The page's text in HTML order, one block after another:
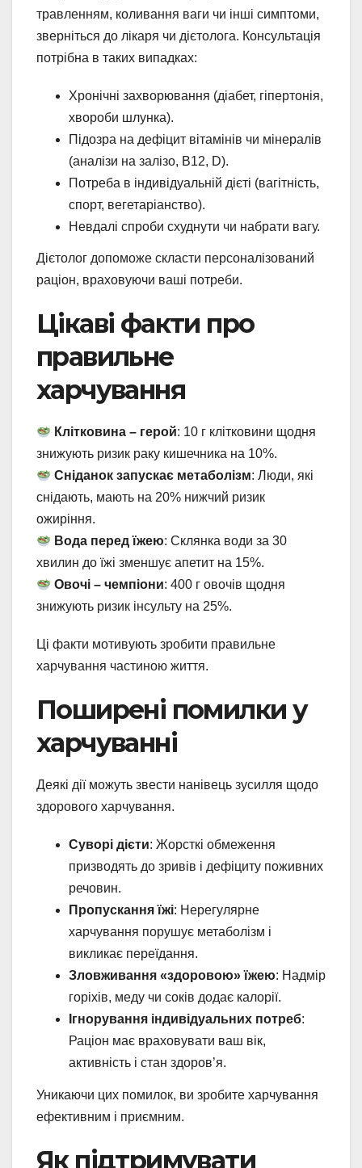
травленням, коливання ваги чи інші симптоми,
зверніться до лікаря чи дієтолога. Консультація
потрібна в таких випадках:
Хронічні захворювання (діабет, гіпертонія,
хвороби шлунка).
Підозра на дефіцит вітамінів чи мінералів
(аналізи на залізо, B12, D).
Потреба в індивідуальній дієті (вагітність,
спорт, вегетаріанство).
Невдалі спроби схуднути чи набрати вагу.
Дієтолог допоможе скласти персоналізований
раціон, враховуючи ваші потреби.
Цікаві факти про
правильне
харчування
Клітковина – герой: 10 г клітковини щодня
знижують ризик раку кишечника на 10%.
Сніданок запускає метаболізм: Люди, які
снідають, мають на 20% нижчий ризик
ожиріння.
Вода перед їжею: Склянка води за 30
хвилин до їжі зменшує апетит на 15%.
Овочі – чемпіони: 400 г овочів щодня
знижують ризик інсульту на 25%.
Ці факти мотивують зробити правильне
харчування частиною життя.
Поширені помилки у
харчуванні
Деякі дії можуть звести нанівець зусилля щодо
здорового харчування.
Суворі дієти: Жорсткі обмеження
призводять до зривів і дефіциту поживних
речовин.
Пропускання їжі: Нерегулярне
харчування порушує метаболізм і
викликає переїдання.
Зловживання «здоровою» їжею: Надмір
горіхів, меду чи соків додає калорії.
Ігнорування індивідуальних потреб:
Раціон має враховувати ваш вік,
активність і стан здоров’я.
Уникаючи цих помилок, ви зробите харчування
ефективним і приємним.
Як підтримувати